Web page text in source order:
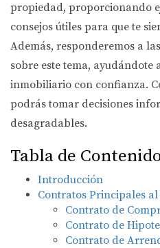
propiedad, proporcionando
consejos útiles para que te
Además, responderemos a
sobre este tema, ayudándote
inmobiliario con confianza.
podrás tomar decisiones
desagradables.
Tabla de
Introducción
Contratos Principales
Contrato de
Contrato de
Contrato de